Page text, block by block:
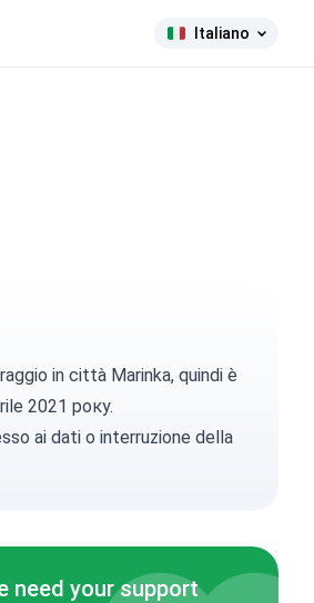
Italiano
in città Marinka, quindi è
2021 року.
ai dati o interruzione della
need your support